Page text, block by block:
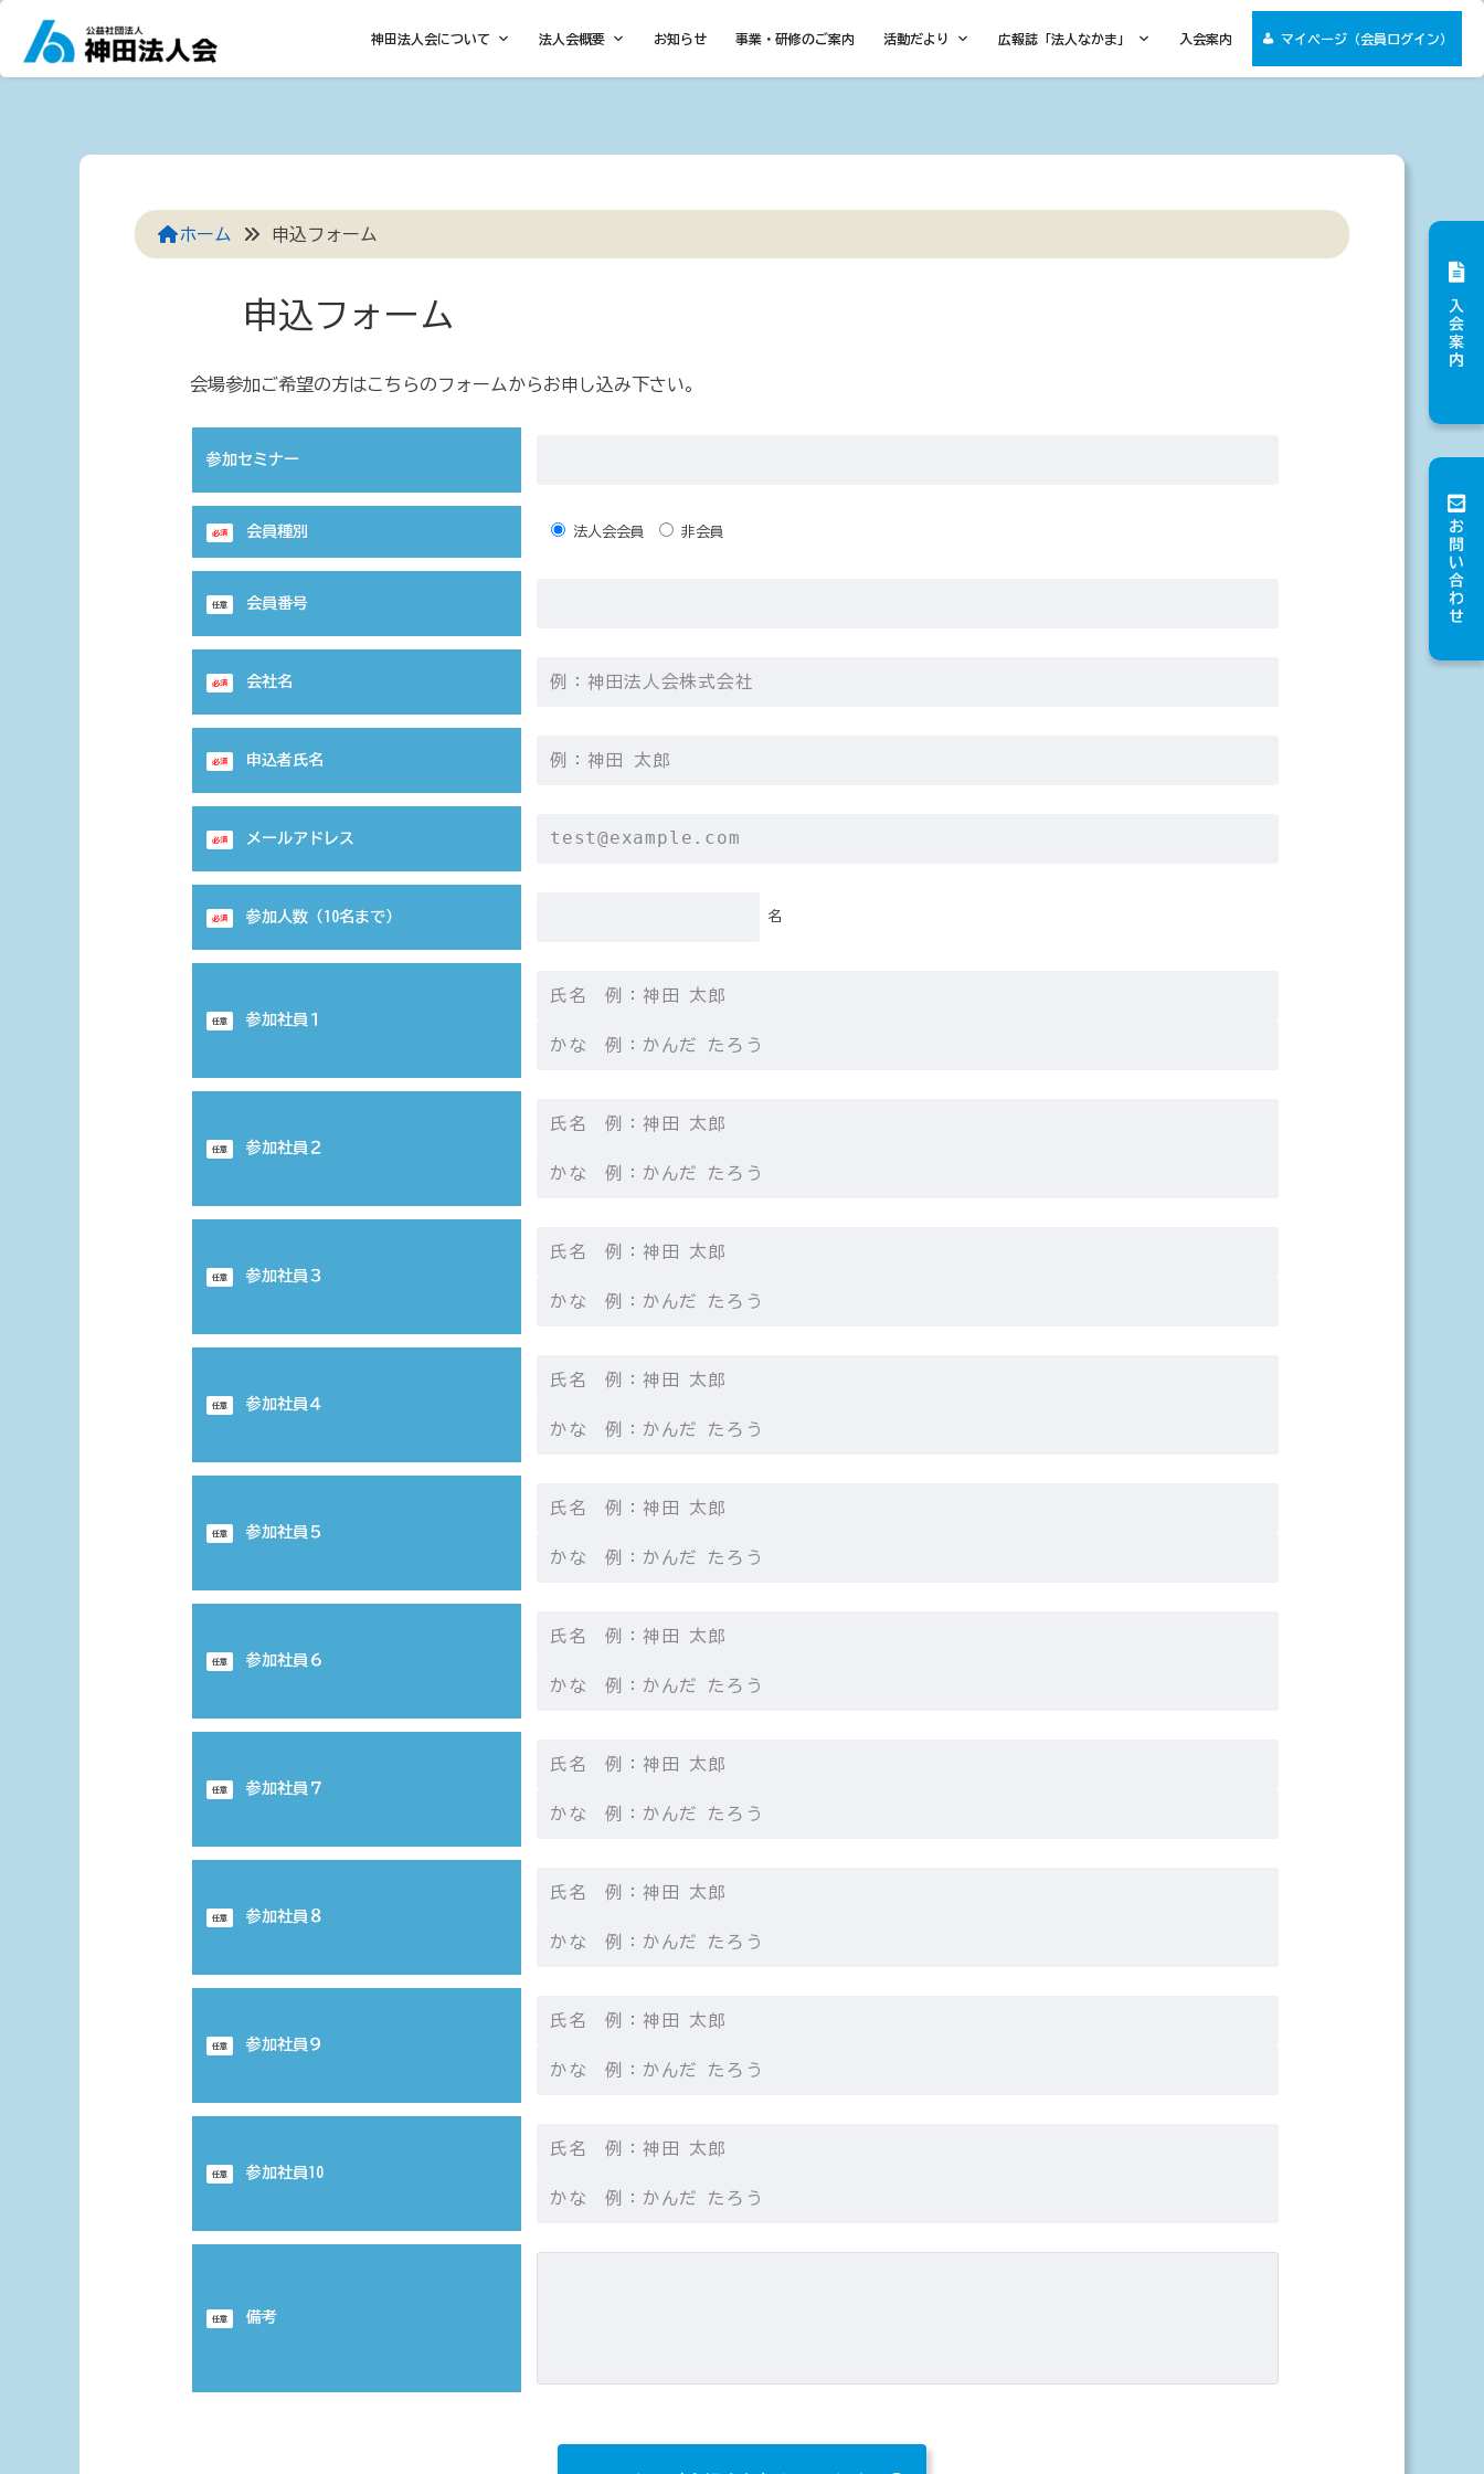
content
神田法人会について 法人会概要 お知らせ 事業・研修のご案内 活動だより 広報誌「法人なかま」 入会案内 マイページ（会員ログイン）
ホーム 申込フォーム
申込フォーム
会場参加ご希望の方はこちらのフォームからお申し込み下さい。
参加セミナー
必須 会員種別 法人会会員 非会員
任意 会員番号
必須 会社名
必須 申込者氏名
必須 メールアドレス
必須 参加人数（10名まで） 名
任意 参加社員１
任意 参加社員２
任意 参加社員３
任意 参加社員４
任意 参加社員５
任意 参加社員６
任意 参加社員７
任意 参加社員８
任意 参加社員９
任意 参加社員10
任意 備考